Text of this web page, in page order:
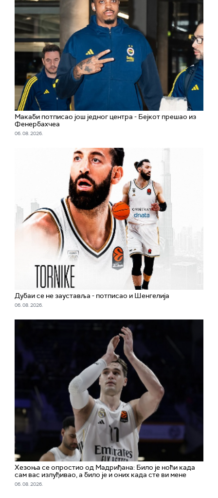
Макаби потписао још једног центра - Бејкот прешао из
Фенербахчеа
06. 08. 2026.
Дубаи се не зауставља - потписао и Шенгелија
06. 08. 2026.
Хезоња се опростио од Мадриђана: Било је ноћи када
сам вас излуђивао, а било је и оних када сте ви мене
06. 08. 2026.